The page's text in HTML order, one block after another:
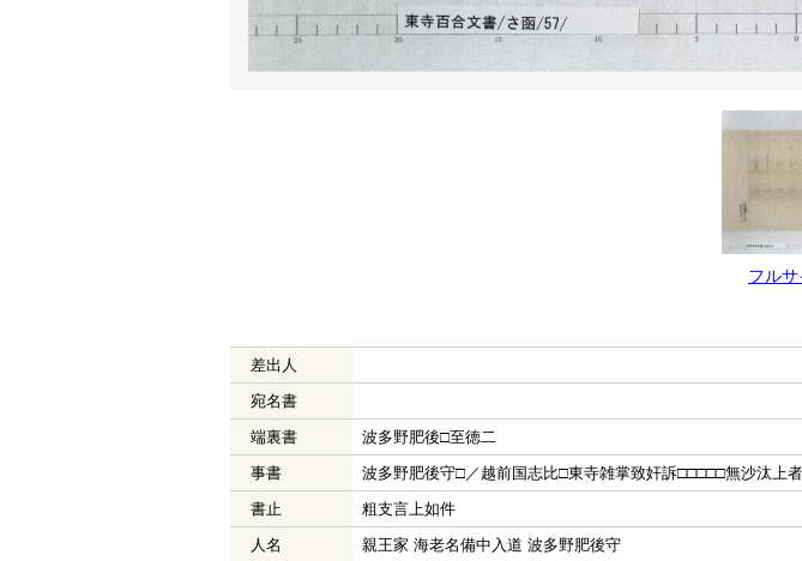
フル
差出人
宛名書
端裏書
波多野肥後□至徳二
事書
波多野肥後守□／越前国志比□東寺雑掌致奸訴□□□□□無沙汰上
書止
粗支言上如件
人名
親王家 海老名備中入道 波多野肥後守